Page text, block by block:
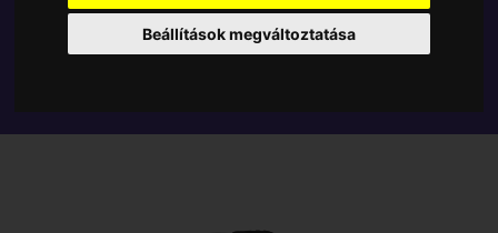
Beállítások megváltoztatása